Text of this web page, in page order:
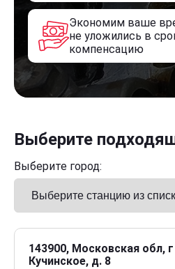
Экономим ваше
не уложились в
компенсацию
Выберите
Выберите город:
143900, Московская обл,
Кучинское, д. 8